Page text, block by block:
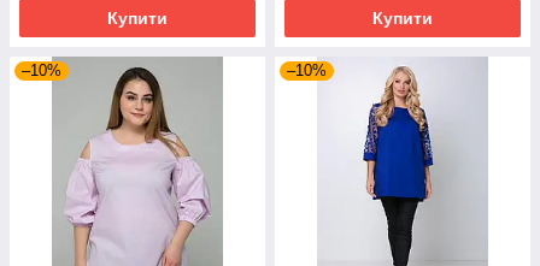
Купити Купити
–10% –10%